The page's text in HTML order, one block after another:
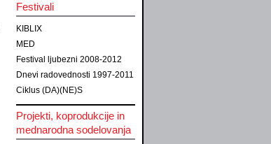
Festivali
KIBLIX
MED
Festival ljubezni 2008-2012
Dnevi radovednosti 1997-2011
Ciklus (DA)(NE)S
Projekti, koprodukcije in
mednarodna sodelovanja